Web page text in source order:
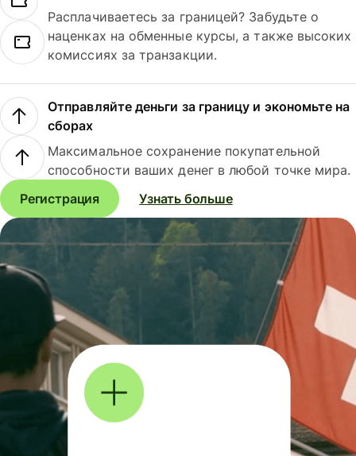
Расплачиваетесь за границей? Забудьте о
наценках на обменные курсы, а также высоких
комиссиях за транзакции.
Отправляйте деньги за границу и экономьте на
сборах
Максимальное сохранение покупательной
способности ваших денег в любой точке мира.
Регистрация
Узнать больше